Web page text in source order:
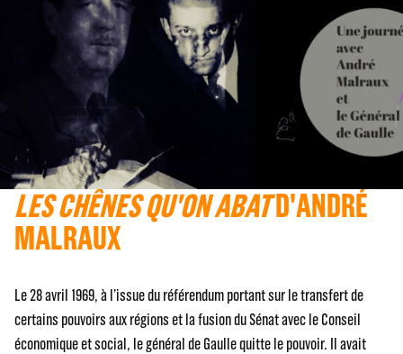
LES CHÊNES QU'ON ABATD'ANDRÉ
MALRAUX
Le 28 avril 1969, à l’issue du référendum portant sur le transfert de
certains pouvoirs aux régions et la fusion du Sénat avec le Conseil
économique et social, le général de Gaulle quitte le pouvoir. Il avait